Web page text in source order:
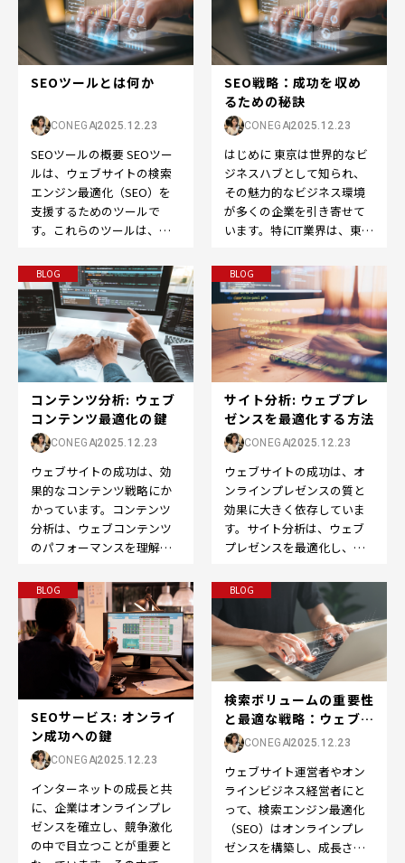
SEOツールとは何か
CONEGA2025.12.23
SEOツールの概要 SEOツー
ルは、ウェブサイトの検索
エンジン最適化（SEO）を
支援するためのツールで
す。これらのツールは、検
グ向上やウェブサイト…
SEO戦略：成功を収め
るための秘訣
CONEGA2025.12.23
はじめに 東京は世界的なビ
ジネスハブとして知られ、
その魅力的なビジネス環境
が多くの企業を引き寄せて
います。特にIT業界は、東京
欠かせない要素となっ…
BLOG
コンテンツ分析: ウェブ
コンテンツ最適化の鍵
CONEGA2025.12.23
ウェブサイトの成功は、効
果的なコンテンツ戦略にか
かっています。コンテンツ
分析は、ウェブコンテンツ
のパフォーマンスを理解
なツールです。この記事で
は、…
BLOG
サイト分析: ウェブプレ
ゼンスを最適化する方法
CONEGA2025.12.23
ウェブサイトの成功は、オ
ンラインプレゼンスの質と
効果に大きく依存していま
す。サイト分析は、ウェブ
プレゼンスを最適化し、改
プです。この記事では、
「サ…
BLOG
SEOサービス: オンライ
ン成功への鍵
CONEGA2025.12.23
インターネットの成長と共
に、企業はオンラインプレ
ゼンスを確立し、競争激化
の中で目立つことが重要と
BLOG
検索ボリュームの重要性
と最適な戦略：ウェブサ
イトの成長を促す...
CONEGA2025.12.23
ウェブサイト運営者やオン
ラインビジネス経営者にと
って、検索エンジン最適化
（SEO）はオンラインプレ
ゼンスを構築し、成長させ